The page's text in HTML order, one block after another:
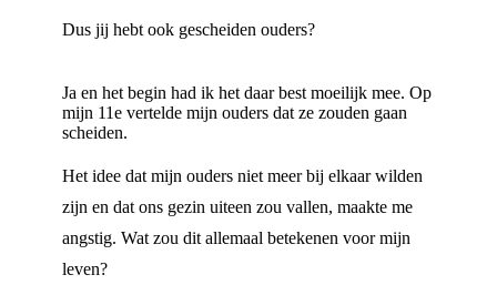
Dus jij hebt ook gescheiden ouders?
Ja en het begin had ik het daar best moeilijk mee. Op
mijn 11e vertelde mijn ouders dat ze zouden gaan
scheiden.
Het idee dat mijn ouders niet meer bij elkaar wilden
zijn en dat ons gezin uiteen zou vallen, maakte me
angstig. Wat zou dit allemaal betekenen voor mijn
leven?